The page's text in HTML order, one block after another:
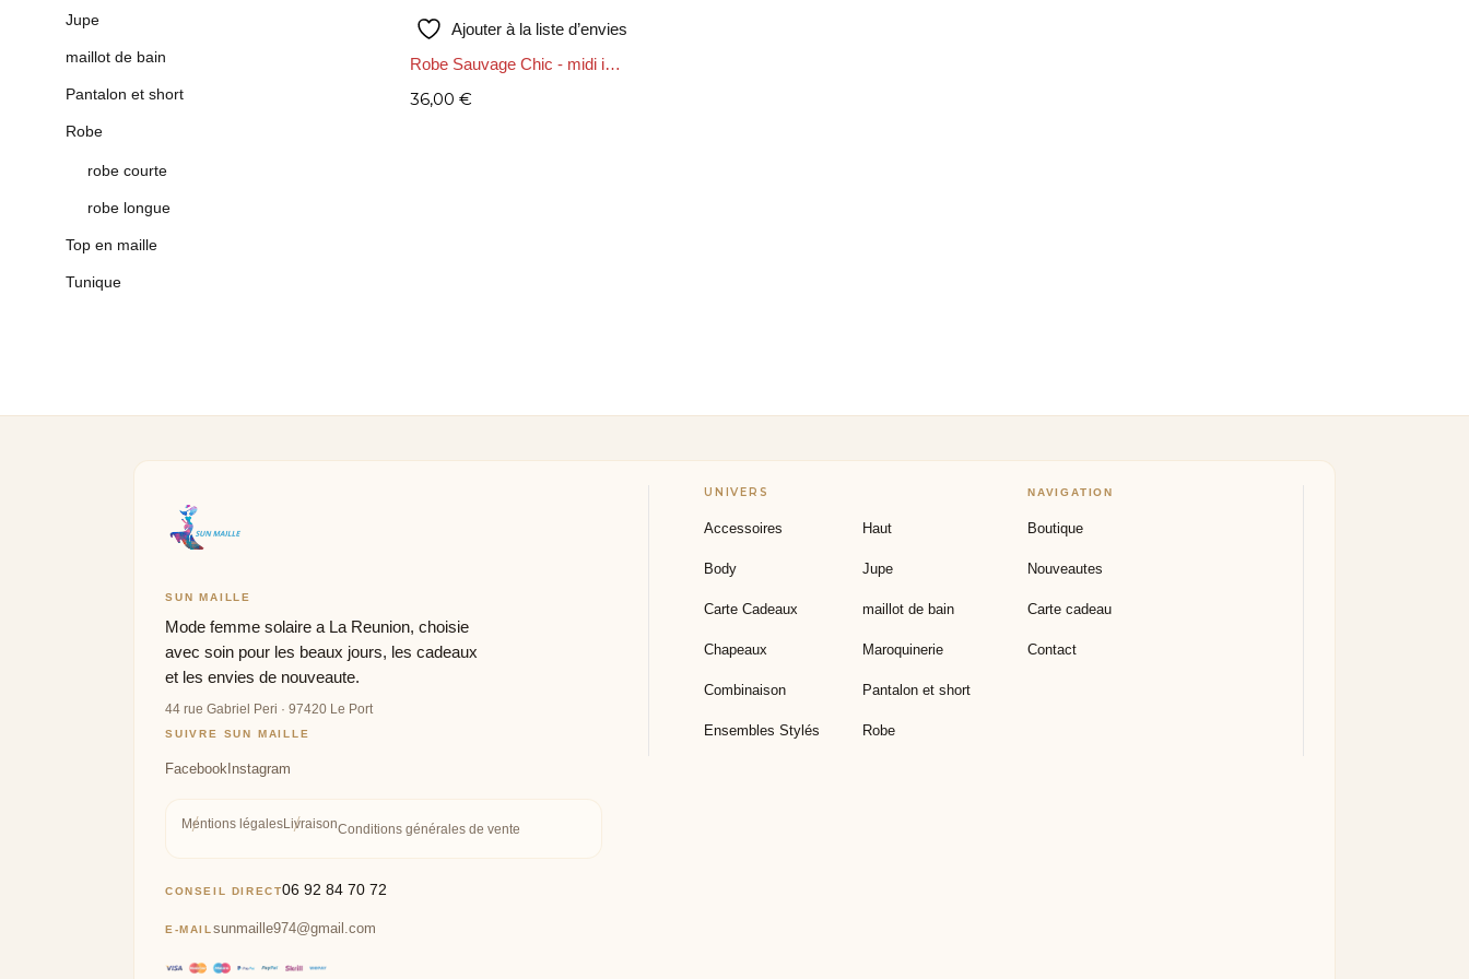
Jupe
maillot de bain
Pantalon et short
Robe
robe courte
robe longue
Top en maille
Tunique
Ajouter à la liste d’envies
Robe Sauvage Chic - midi imprimé animal
36,00 €
SUN MAILLE
Mode femme solaire a La Reunion, choisie
avec soin pour les beaux jours, les cadeaux
et les envies de nouveaute.
44 rue Gabriel Peri · 97420 Le Port
SUIVRE SUN MAILLE
Mentions légalesLivraisonConditions générales de vente
CONSEIL DIRECT06 92 84 70 72
E-MAIL sunmaille974@gmail.com
Accessoires
Body
Carte Cadeaux
Chapeaux
Combinaison
Ensembles Stylés
Haut
Jupe
maillot de bain
Maroquinerie
Pantalon et short
Robe
NAVIGATION
Boutique
Nouveautes
Carte cadeau
Contact